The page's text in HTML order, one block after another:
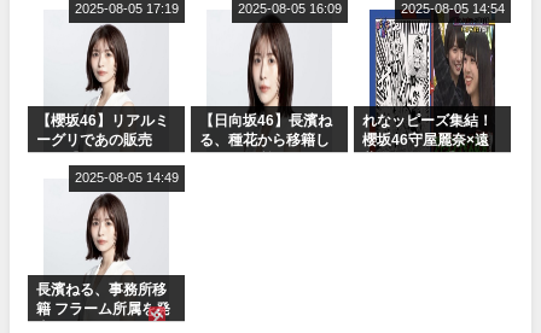
ャルグッズ絶賛販売
りぃむナンタラ】
【櫻坂46】リアルミ
ーグリであの販売
Break』オフィシャ
ルグッズ解禁
2025-08-05 17:19
【日向坂46】長濱ね
る、種花から移籍し
2025-08-05 16:09
れなッピーズ集結！
櫻坂46守屋麗奈×遠
2025-08-05 14:54
長濱ねる、事務所移
籍 フラーム所属を発
2025-08-05 14:49